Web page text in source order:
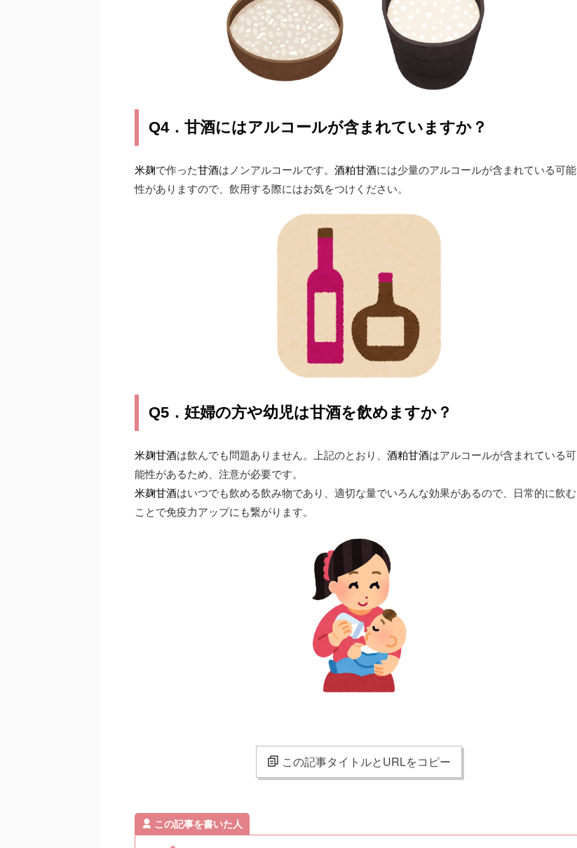
Q4．甘酒にはアルコールが含まれていますか？
米麹で作った甘酒はノンアルコールです。 酒粕甘酒には少量のアルコールが含まれている可能
性がありますので、飲用する際にはお気をつけください。
Q5．妊婦の方や幼児は甘酒を飲めますか？
米麹甘酒は飲んでも問題ありません。上記のとおり、 酒粕甘酒はアルコールが含まれている可
能性があるため、注意が必要です。
米麹甘酒はいつでも飲める飲み物であり、適切な量でいろんな効果があるので、日常的に飲む
ことで免疫力アップにも繋がります。
この記事タイトルとURLをコピー
この記事を書いた人